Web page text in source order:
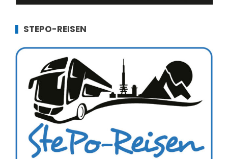
STEPO-REISEN